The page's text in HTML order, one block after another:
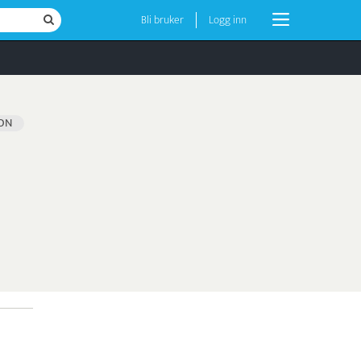
Bli bruker Logg inn